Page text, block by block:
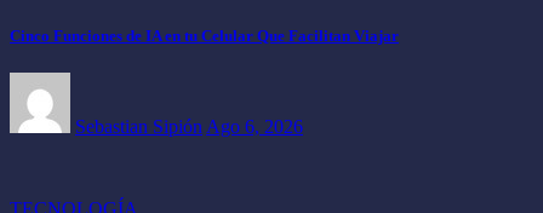
Cinco Funciones de IA en tu Celular Que Facilitan Viajar
Sebastian Sipión Ago 6, 2026